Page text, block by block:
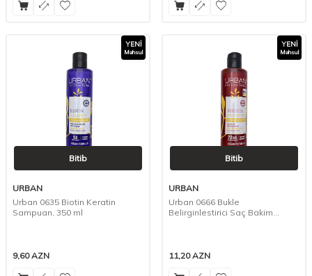
YENI
Məhsul
Bitib
URBAN
Urban 0635 Biotin Keratin
Sampuan, 350 ml
9,60AZN
YENI
Məhsul
Bitib
URBAN
Urban 0666 Bukle
Belirginlestirici Saç Bakim
11,20AZN